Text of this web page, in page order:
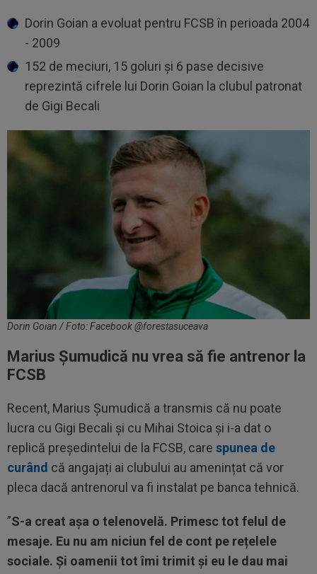
Dorin Goian a evoluat pentru FCSB în perioada 2004
- 2009
152 de meciuri, 15 goluri și 6 pase decisive
reprezintă cifrele lui Dorin Goian la clubul patronat
de Gigi Becali
Dorin Goian / Foto: Facebook @forestasuceava
Marius Șumudică nu vrea să fie antrenor la
FCSB
Recent, Marius Șumudică a transmis că nu poate
lucra cu Gigi Becali și cu Mihai Stoica și i-a dat o
replică președintelui de la FCSB, care spunea de
curând că angajați ai clubului au amenințat că vor
pleca dacă antrenorul va fi instalat pe banca tehnică.
”S-a creat așa o telenovelă. Primesc tot felul de
mesaje. Eu nu am niciun fel de cont pe rețelele
sociale. Și oamenii tot îmi trimit și eu le dau mai